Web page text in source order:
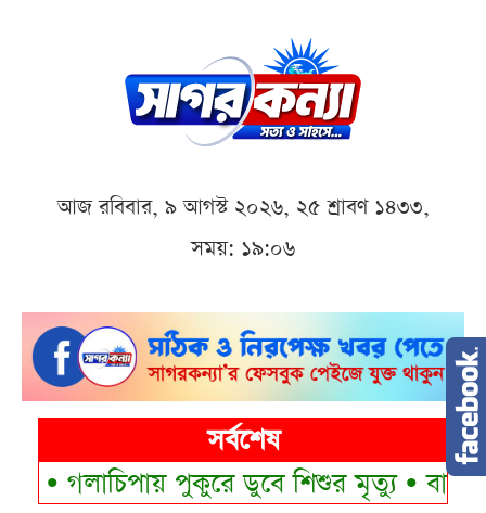
আজ রবিবার, ৯ আগস্ট ২০২৬, ২৫ শ্রাবণ ১৪৩৩,
সময়: ১৯:০৬
সর্বশেষ
গলাচিপায় পুকুরে ডুবে শিশুর মৃত্যু•